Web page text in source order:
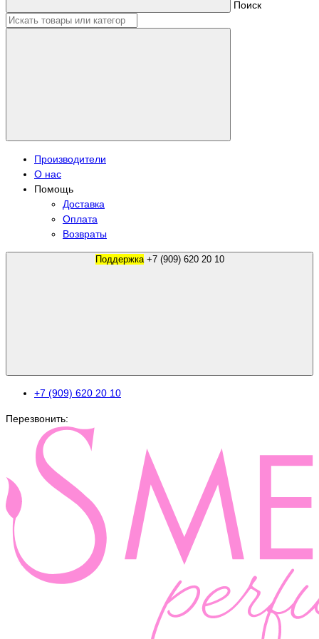
Поиск
Производители
О нас
Помощь
Доставка
Оплата
Возвраты
Поддержка +7 (909) 620 20 10
+7 (909) 620 20 10
Перезвонить: